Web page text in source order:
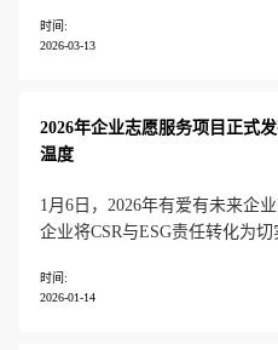
爱有未来“春季植树”活动于每
时间:
2026-03-13
2026年企业志愿服务项目正式
温度
1月6日，2026年有爱有未来企
企业将CSR与ESG责任转化为
时间:
2026-01-14